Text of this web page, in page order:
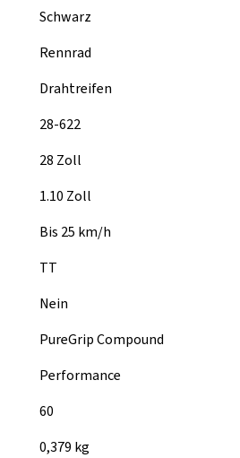
Schwarz
Rennrad
Drahtreifen
28-622
28 Zoll
1.10 Zoll
Bis 25 km/h
TT
Nein
PureGrip Compound
Performance
60
0,379 kg